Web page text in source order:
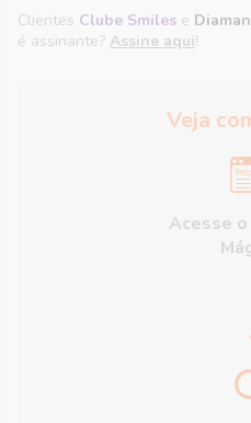
Clientes Clube Smiles e
é assinante? Assine aqui!
Veja
ht
Acesse